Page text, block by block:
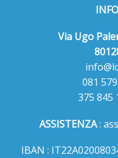
Via Ugo
081
375 845
ASSISTENZA:
IBAN :